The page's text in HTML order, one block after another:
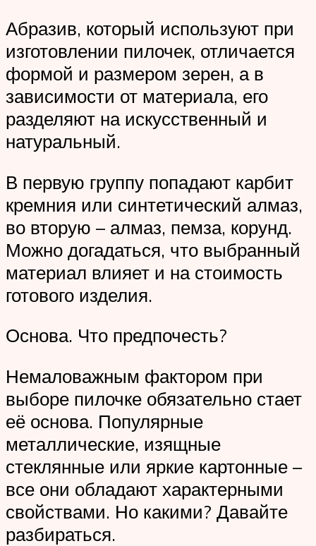
Абразив, который используют при
изготовлении пилочек, отличается
формой и размером зерен, а в
зависимости от материала, его
разделяют на искусственный и
натуральный.
В первую группу попадают карбит
кремния или синтетический алмаз,
во вторую – алмаз, пемза, корунд.
Можно догадаться, что выбранный
материал влияет и на стоимость
готового изделия.
Основа. Что предпочесть?
Немаловажным фактором при
выборе пилочке обязательно стает
её основа. Популярные
металлические, изящные
стеклянные или яркие картонные –
все они обладают характерными
свойствами. Но какими? Давайте
разбираться.